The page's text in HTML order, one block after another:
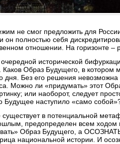
не смог предложить для
полностью себя
отношении. На горизонте –
исторической
Каков Образ Будущего, в
дня. Без его решения
Можно ли «придумать» этот
или наоборот, следует
Будущее наступило «само
в потенциальной
предопределен всем
Образ Будущего, а
национальной истории. И